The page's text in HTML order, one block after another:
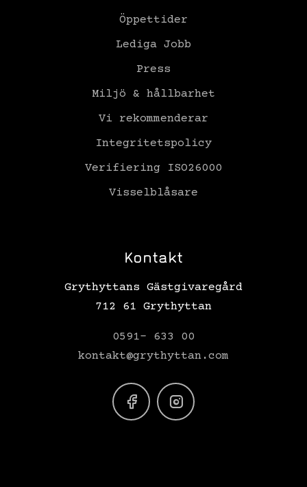
Öppettider
Lediga Jobb
Press
Miljö & hållbarhet
Vi rekommenderar
Integritetspolicy
Verifiering ISO26000
Visselblåsare
Kontakt
Grythyttans Gästgivaregård
712 61 Grythyttan
0591- 633 00
kontakt@grythyttan.com